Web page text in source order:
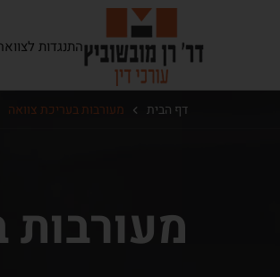
התנגדות
דף הבית מעורבות בעריכת צוואה
מעורבות